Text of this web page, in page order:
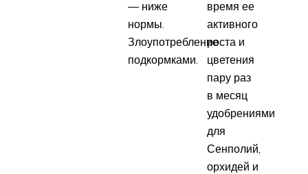
— ниже
нормы.
Злоупотребление
подкормками.
время ее
активного
роста и
цветения
пару раз
в месяц
удобрениями
для
Сенполий,
орхидей и